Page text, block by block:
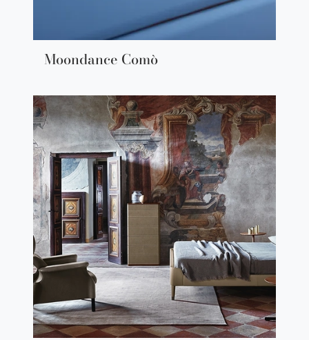
Moondance Comò